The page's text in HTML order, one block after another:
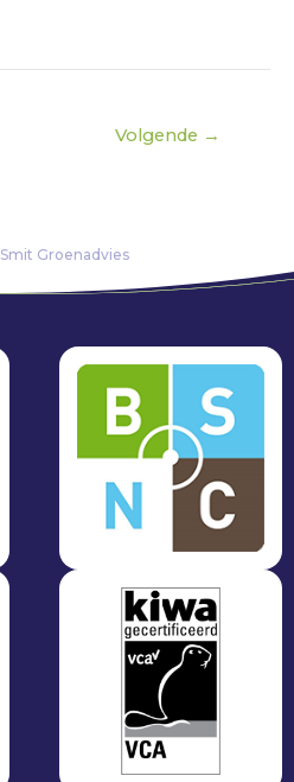
Volgende →
Smit Groenadvies